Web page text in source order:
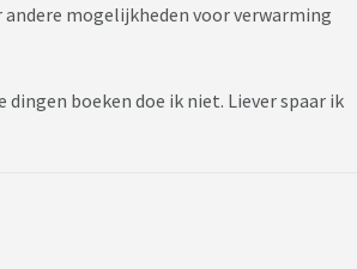
mogelijkheden voor verwarming
boeken doe ik niet. Liever spaar ik